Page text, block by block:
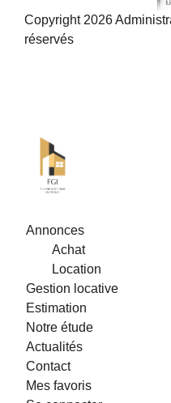
Copyright 2026
réservés
Annonces
Achat
Location
Gestion locative
Estimation
Notre étude
Actualités
Contact
Mes favoris